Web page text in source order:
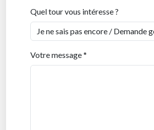
Quel tour vous intéresse ?
Votre message *